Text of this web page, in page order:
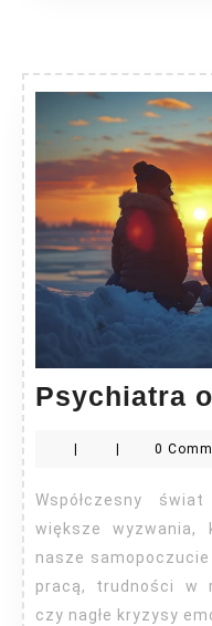
Psychiatra
0
Współczesny świat stawia przed nami coraz
większe wyzwania,
nasze
pracą, trudności w
czy nagłe kryzysy